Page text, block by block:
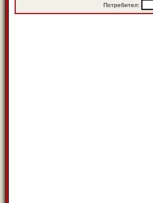
Потребител: